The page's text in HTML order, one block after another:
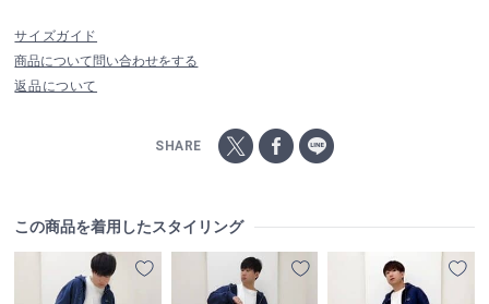
サイズガイド
商品について問い合わせをする
返品について
SHARE
この商品を着用したスタイリング